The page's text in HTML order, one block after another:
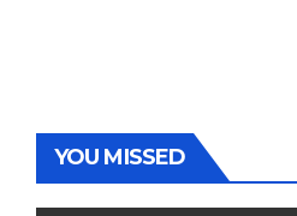
YOU MISSED